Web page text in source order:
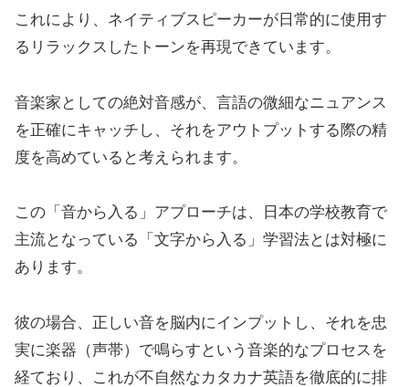
これにより、ネイティブスピーカーが日常的に使用す
るリラックスしたトーンを再現できています。
音楽家としての絶対音感が、言語の微細なニュアンス
を正確にキャッチし、それをアウトプットする際の精
度を高めていると考えられます。
この「音から入る」アプローチは、日本の学校教育で
主流となっている「文字から入る」学習法とは対極に
あります。
彼の場合、正しい音を脳内にインプットし、それを忠
実に楽器（声帯）で鳴らすという音楽的なプロセスを
経ており、これが不自然なカタカナ英語を徹底的に排